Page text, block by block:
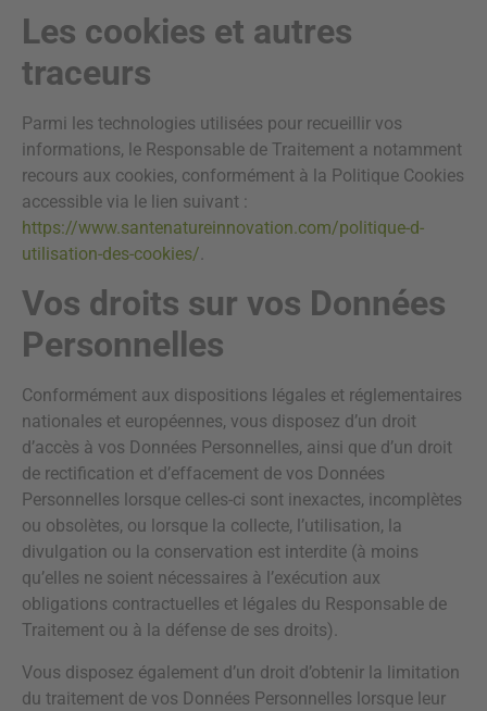
Les cookies et autres
traceurs
Parmi les technologies utilisées pour recueillir vos
informations, le Responsable de Traitement a notamment
recours aux cookies, conformément à la Politique Cookies
accessible via le lien suivant :
https://www.santenatureinnovation.com/politique-d-
utilisation-des-cookies/.
Vos droits sur vos Données
Personnelles
Conformément aux dispositions légales et réglementaires
nationales et européennes, vous disposez d’un droit
d’accès à vos Données Personnelles, ainsi que d’un droit
de rectification et d’effacement de vos Données
Personnelles lorsque celles-ci sont inexactes, incomplètes
ou obsolètes, ou lorsque la collecte, l’utilisation, la
divulgation ou la conservation est interdite (à moins
qu’elles ne soient nécessaires à l’exécution aux
obligations contractuelles et légales du Responsable de
Traitement ou à la défense de ses droits).
Vous disposez également d’un droit d’obtenir la limitation
du traitement de vos Données Personnelles lorsque leur